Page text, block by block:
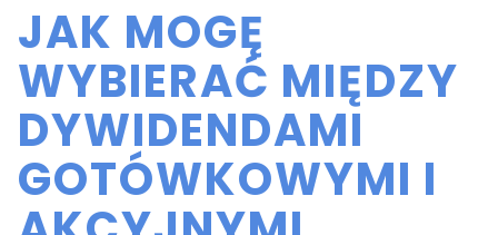
EL
HU
JAK MOGĘ
WYBIERAĆ MIĘDZY
DYWIDENDAMI
GOTÓWKOWYMI I